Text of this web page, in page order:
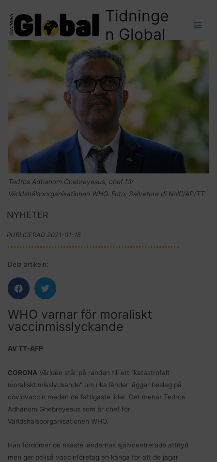
Tidninge
n Global
Tedros Adhanom Ghebreyesus, chef för
Världshälsoorganisationen WHO. Foto: Salvatore di Nolfi/AP/TT
NYHETER
PUBLICERAD 2021-01-18
Dela artikeln:
WHO varnar för moraliskt
vaccinmisslyckande
AVTT-AFP
CORONA Världen står på randen till ett ”katastrofalt
moraliskt misslyckande” om rika länder lägger beslag på
covidvaccin medan de fattigaste lider. Det menar Tedros
Adhanom Ghebreyesus som är chef för
Världshälsoorganisationen WHO.
Han fördömer de rikaste ländernas självcentrerade attityd
men ger också vaccinföretag en känga för att de jagar